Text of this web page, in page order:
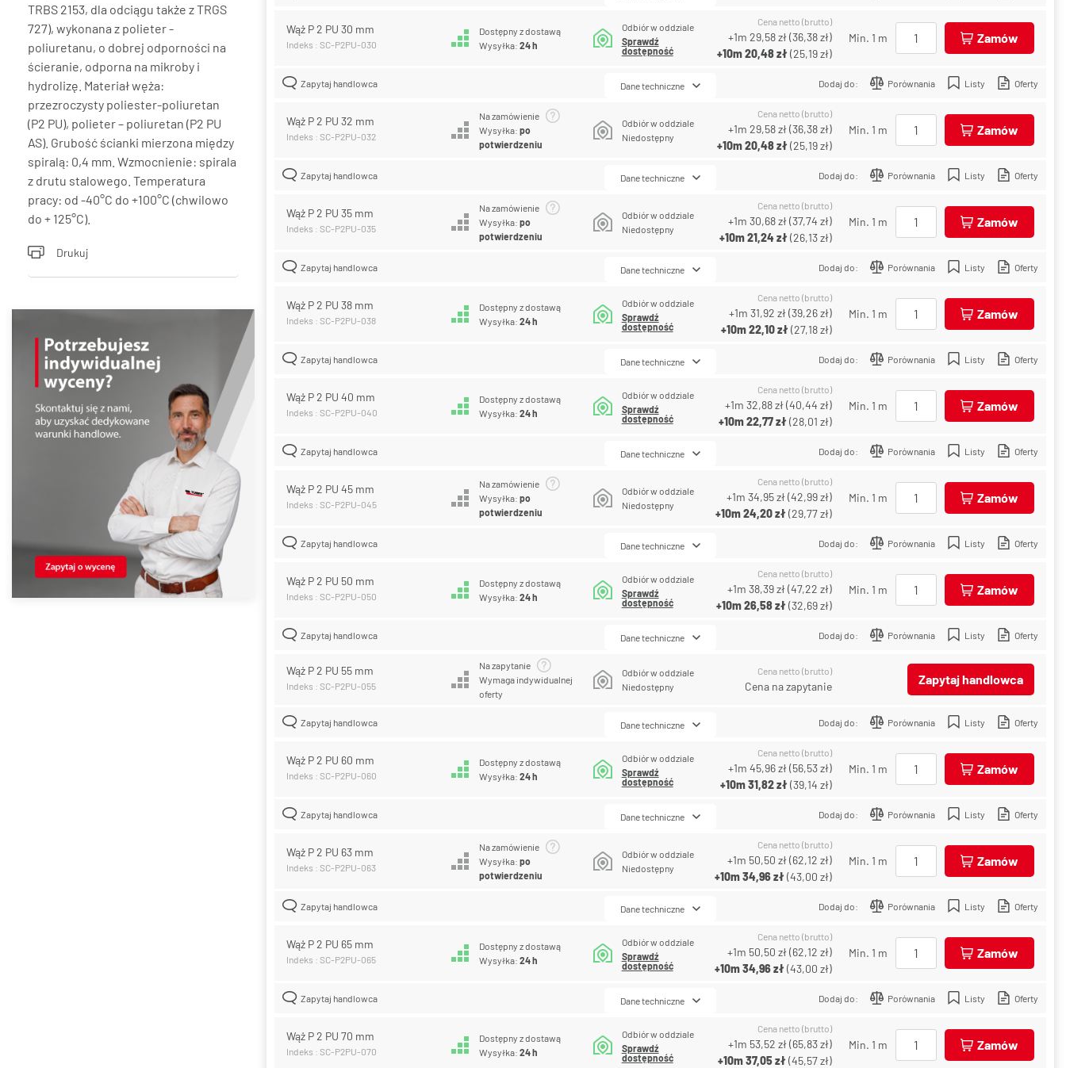
TRBS 2153, dla odciągu także z TRGS
727), wykonana z polieter -
poliuretanu, o dobrej odporności na
ścieranie, odporna na mikroby i
hydrolizę. Materiał węża:
przezroczysty poliester-poliuretan
(P2 PU), polieter – poliuretan (P2 PU
AS). Grubość ścianki mierzona między
spiralą: 0,4 mm. Wzmocnienie: spirala
z drutu stalowego. Temperatura
pracy: od -40°C do +100°C (chwilowo
do + 125°C).
Drukuj
Wąż P 2 PU 30 mm
Indeks : SC-P2PU-030
Dostępny z dostawą
Wysyłka:24 h
Odbiór w oddziale
Sprawdź
dostępność
Cena netto (brutto)
+1m 29,58 zł(36,38 zł)
+10m20,48 zł(25,19 zł)
Min. 1 m Zamów
Zapytaj handlowca Dodaj do: Porównania Listy Oferty
Dane techniczne
Wąż P 2 PU 32 mm
Indeks : SC-P2PU-032
Na zamówienie
Wysyłka:po
potwierdzeniu
Odbiór w oddziale
Niedostępny
Cena netto (brutto)
+1m 29,58 zł(36,38 zł)
+10m20,48 zł(25,19 zł)
Min. 1 m Zamów
Zapytaj handlowca Dodaj do: Porównania Listy Oferty
Dane techniczne
Wąż P 2 PU 35 mm
Indeks : SC-P2PU-035
Na zamówienie
Wysyłka:po
potwierdzeniu
Odbiór w oddziale
Niedostępny
Cena netto (brutto)
+1m 30,68 zł(37,74 zł)
+10m21,24 zł(26,13 zł)
Min. 1 m Zamów
Zapytaj handlowca Dodaj do: Porównania Listy Oferty
Dane techniczne
Wąż P 2 PU 38 mm
Indeks : SC-P2PU-038
Dostępny z dostawą
Wysyłka:24 h
Odbiór w oddziale
Sprawdź
dostępność
Cena netto (brutto)
+1m 31,92 zł(39,26 zł)
+10m22,10 zł(27,18 zł)
Min. 1 m Zamów
Zapytaj handlowca Dodaj do: Porównania Listy Oferty
Dane techniczne
Wąż P 2 PU 40 mm
Indeks : SC-P2PU-040
Dostępny z dostawą
Wysyłka:24 h
Odbiór w oddziale
Sprawdź
dostępność
Cena netto (brutto)
+1m 32,88 zł(40,44 zł)
+10m22,77 zł(28,01 zł)
Min. 1 m Zamów
Zapytaj handlowca Dodaj do: Porównania Listy Oferty
Dane techniczne
Wąż P 2 PU 45 mm
Indeks : SC-P2PU-045
Na zamówienie
Wysyłka:po
potwierdzeniu
Odbiór w oddziale
Niedostępny
Cena netto (brutto)
+1m 34,95 zł(42,99 zł)
+10m24,20 zł(29,77 zł)
Min. 1 m Zamów
Zapytaj handlowca Dodaj do: Porównania Listy Oferty
Dane techniczne
Wąż P 2 PU 50 mm
Indeks : SC-P2PU-050
Dostępny z dostawą
Wysyłka:24 h
Odbiór w oddziale
Sprawdź
dostępność
Cena netto (brutto)
+1m 38,39 zł(47,22 zł)
+10m26,58 zł(32,69 zł)
Min. 1 m Zamów
Zapytaj handlowca Dodaj do: Porównania Listy Oferty
Dane techniczne
Wąż P 2 PU 55 mm
Indeks : SC-P2PU-055
Na zapytanie
Wymaga indywidualnej
oferty
Odbiór w oddziale
Niedostępny
Cena netto (brutto)
Cena na zapytanie Zapytaj handlowca
Zapytaj handlowca Dodaj do: Porównania Listy Oferty
Dane techniczne
Wąż P 2 PU 60 mm
Indeks : SC-P2PU-060
Dostępny z dostawą
Wysyłka:24 h
Odbiór w oddziale
Sprawdź
dostępność
Cena netto (brutto)
+1m 45,96 zł(56,53 zł)
+10m31,82 zł(39,14 zł)
Min. 1 m Zamów
Zapytaj handlowca Dodaj do: Porównania Listy Oferty
Dane techniczne
Wąż P 2 PU 63 mm
Indeks : SC-P2PU-063
Na zamówienie
Wysyłka:po
potwierdzeniu
Odbiór w oddziale
Niedostępny
Cena netto (brutto)
+1m 50,50 zł(62,12 zł)
+10m34,96 zł(43,00 zł)
Min. 1 m Zamów
Zapytaj handlowca Dodaj do: Porównania Listy Oferty
Dane techniczne
Wąż P 2 PU 65 mm
Indeks : SC-P2PU-065
Dostępny z dostawą
Wysyłka:24 h
Odbiór w oddziale
Sprawdź
dostępność
Cena netto (brutto)
+1m 50,50 zł(62,12 zł)
+10m34,96 zł(43,00 zł)
Min. 1 m Zamów
Zapytaj handlowca Dodaj do: Porównania Listy Oferty
Dane techniczne
Wąż P 2 PU 70 mm
Indeks : SC-P2PU-070
Dostępny z dostawą
Wysyłka:24 h
Odbiór w oddziale
Sprawdź
dostępność
Cena netto (brutto)
+1m 53,52 zł(65,83 zł)
+10m37,05 zł(45,57 zł)
Min. 1 m Zamów